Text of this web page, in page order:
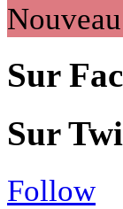
Sur
Sur
Follow